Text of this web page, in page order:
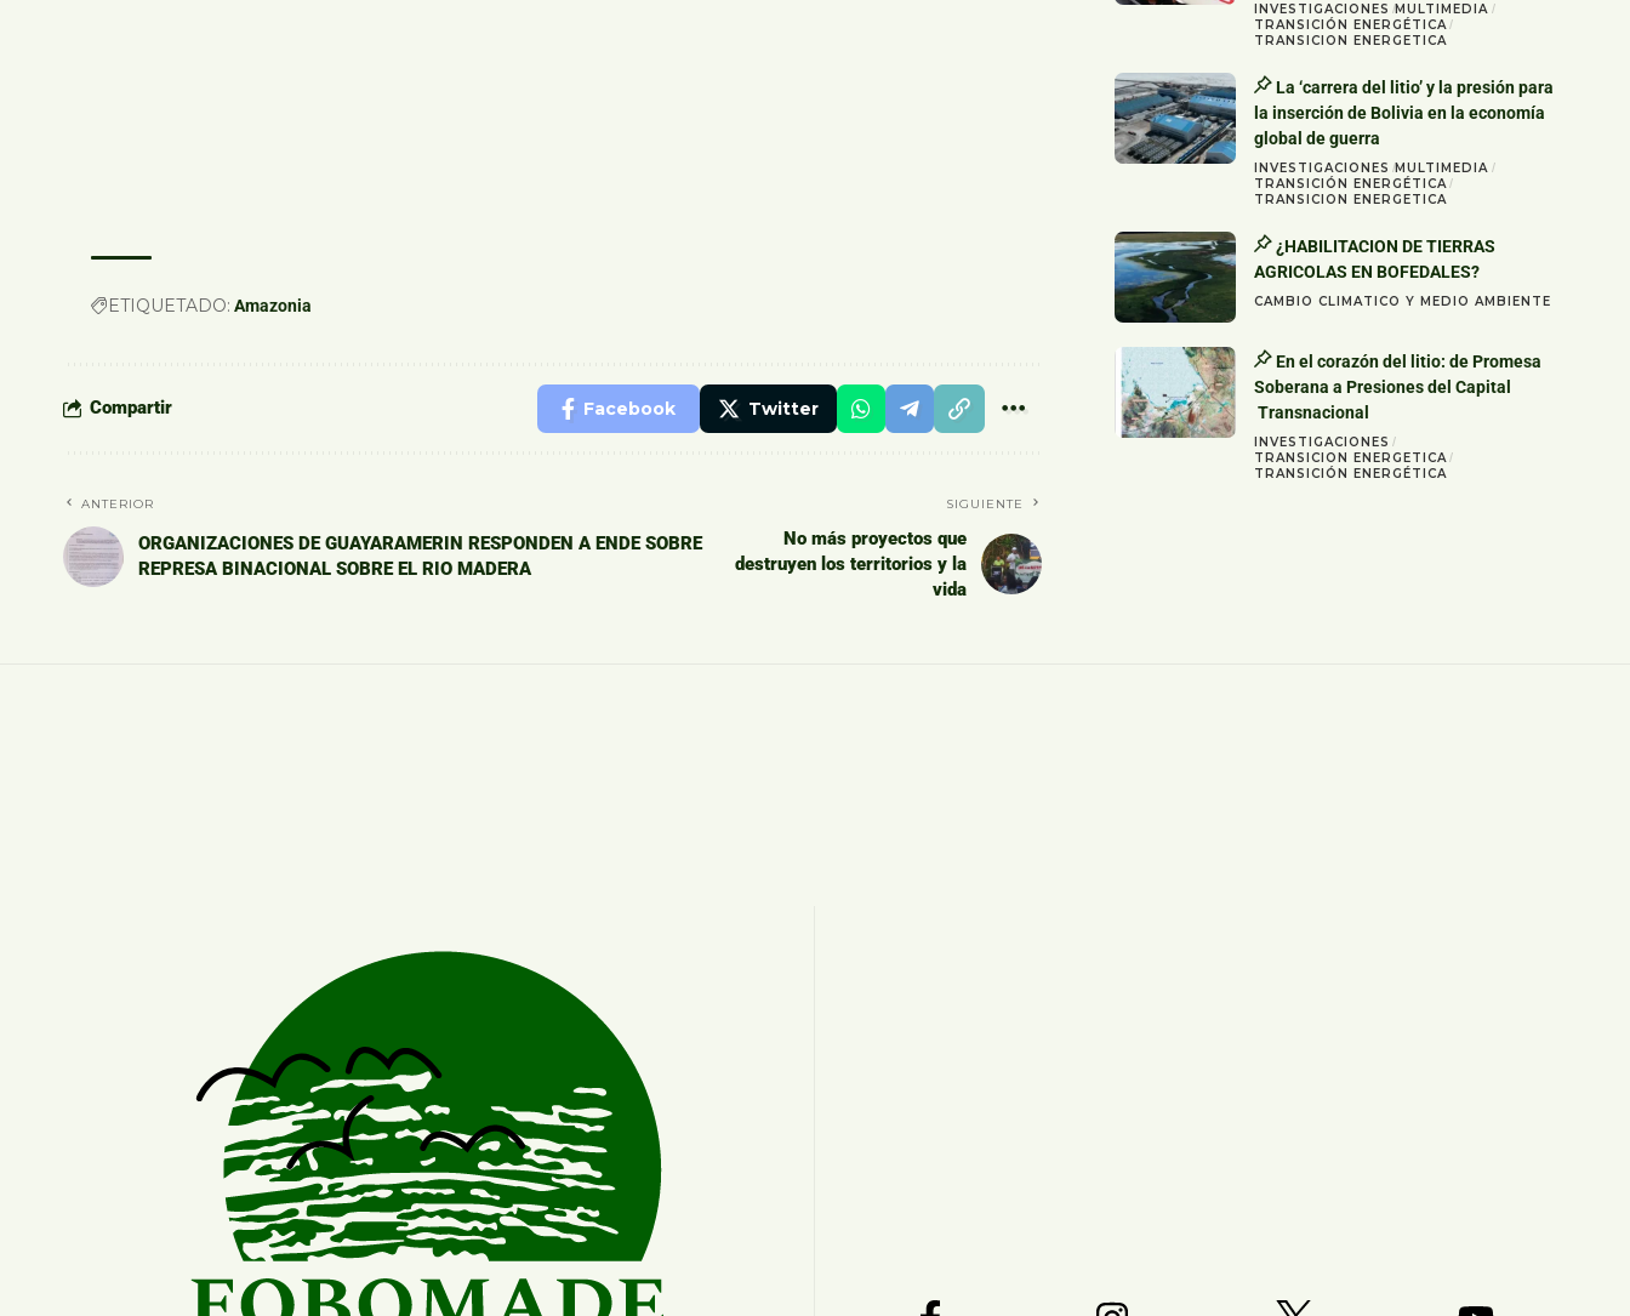
ETIQUETADO: Amazonia
Compartir Facebook Twitter
ANTERIOR
ORGANIZACIONES DE GUAYARAMERIN RESPONDEN A ENDE SOBRE
REPRESA BINACIONAL SOBRE EL RIO MADERA
SIGUIENTE
No más proyectos que
destruyen los territorios y la
vida
INVESTIGACIONES MULTIMEDIA
TRANSICIÓN ENERGÉTICA
TRANSICION ENERGETICA
La ‘carrera del litio’ y la presión para
la inserción de Bolivia en la economía
global de guerra
INVESTIGACIONES MULTIMEDIA
TRANSICIÓN ENERGÉTICA
TRANSICION ENERGETICA
¿HABILITACION DE TIERRAS
AGRICOLAS EN BOFEDALES?
CAMBIO CLIMATICO Y MEDIO AMBIENTE
En el corazón del litio: de Promesa
Soberana a Presiones del Capital
Transnacional
INVESTIGACIONES
TRANSICION ENERGETICA
TRANSICIÓN ENERGÉTICA